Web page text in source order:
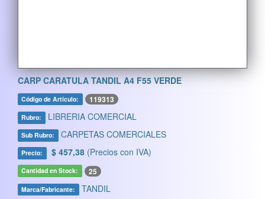
CARP CARATULA TANDIL A4 F55 VERDE
Código de Artículo: 119313
Rubro: LIBRERIA COMERCIAL
Sub Rubro: CARPETAS COMERCIALES
Precio: $ 457,38 (Precios con IVA)
Cantidad en Stock: 25
Marca/Fabricante: TANDIL